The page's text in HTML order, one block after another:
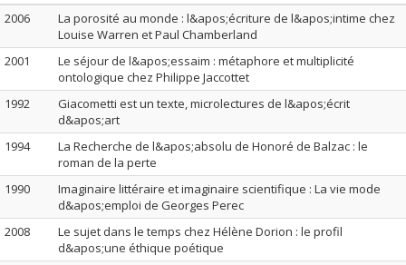
2006
La porosité au monde : l&apos;écriture de l&apos;intime chez
Louise Warren et Paul Chamberland
2001
Le séjour de l&apos;essaim : métaphore et multiplicité
ontologique chez Philippe Jaccottet
1992
Giacometti est un texte, microlectures de l&apos;écrit
d&apos;art
1994
La Recherche de l&apos;absolu de Honoré de Balzac : le
roman de la perte
1990
Imaginaire littéraire et imaginaire scientifique : La vie mode
d&apos;emploi de Georges Perec
2008
Le sujet dans le temps chez Hélène Dorion : le profil
d&apos;une éthique poétique